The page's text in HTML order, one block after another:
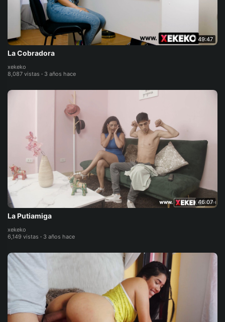
49:47
La Cobradora
xekeko
8,087 vistas · 3 años hace
46:07
La Putiamiga
xekeko
6,149 vistas · 3 años hace